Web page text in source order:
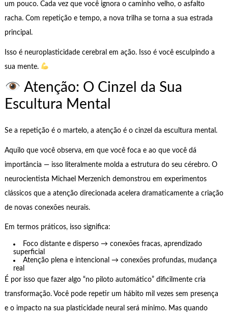
um pouco. Cada vez que você ignora o caminho velho, o asfalto
racha. Com repetição e tempo, a nova trilha se torna a sua estrada
principal.
Isso é neuroplasticidade cerebral em ação. Isso é você esculpindo a
sua mente.
Atenção: O Cinzel da Sua
Escultura Mental
Se a repetição é o martelo, a atenção é o cinzel da escultura mental.
Aquilo que você observa, em que você foca e ao que você dá
importância — isso literalmente molda a estrutura do seu cérebro. O
neurocientista Michael Merzenich demonstrou em experimentos
clássicos que a atenção direcionada acelera dramaticamente a criação
de novas conexões neurais.
Em termos práticos, isso significa:
Foco distante e disperso → conexões fracas, aprendizado
superficial
Atenção plena e intencional → conexões profundas, mudança
real
É por isso que fazer algo “no piloto automático” dificilmente cria
transformação. Você pode repetir um hábito mil vezes sem presença
e o impacto na sua plasticidade neural será mínimo. Mas quando